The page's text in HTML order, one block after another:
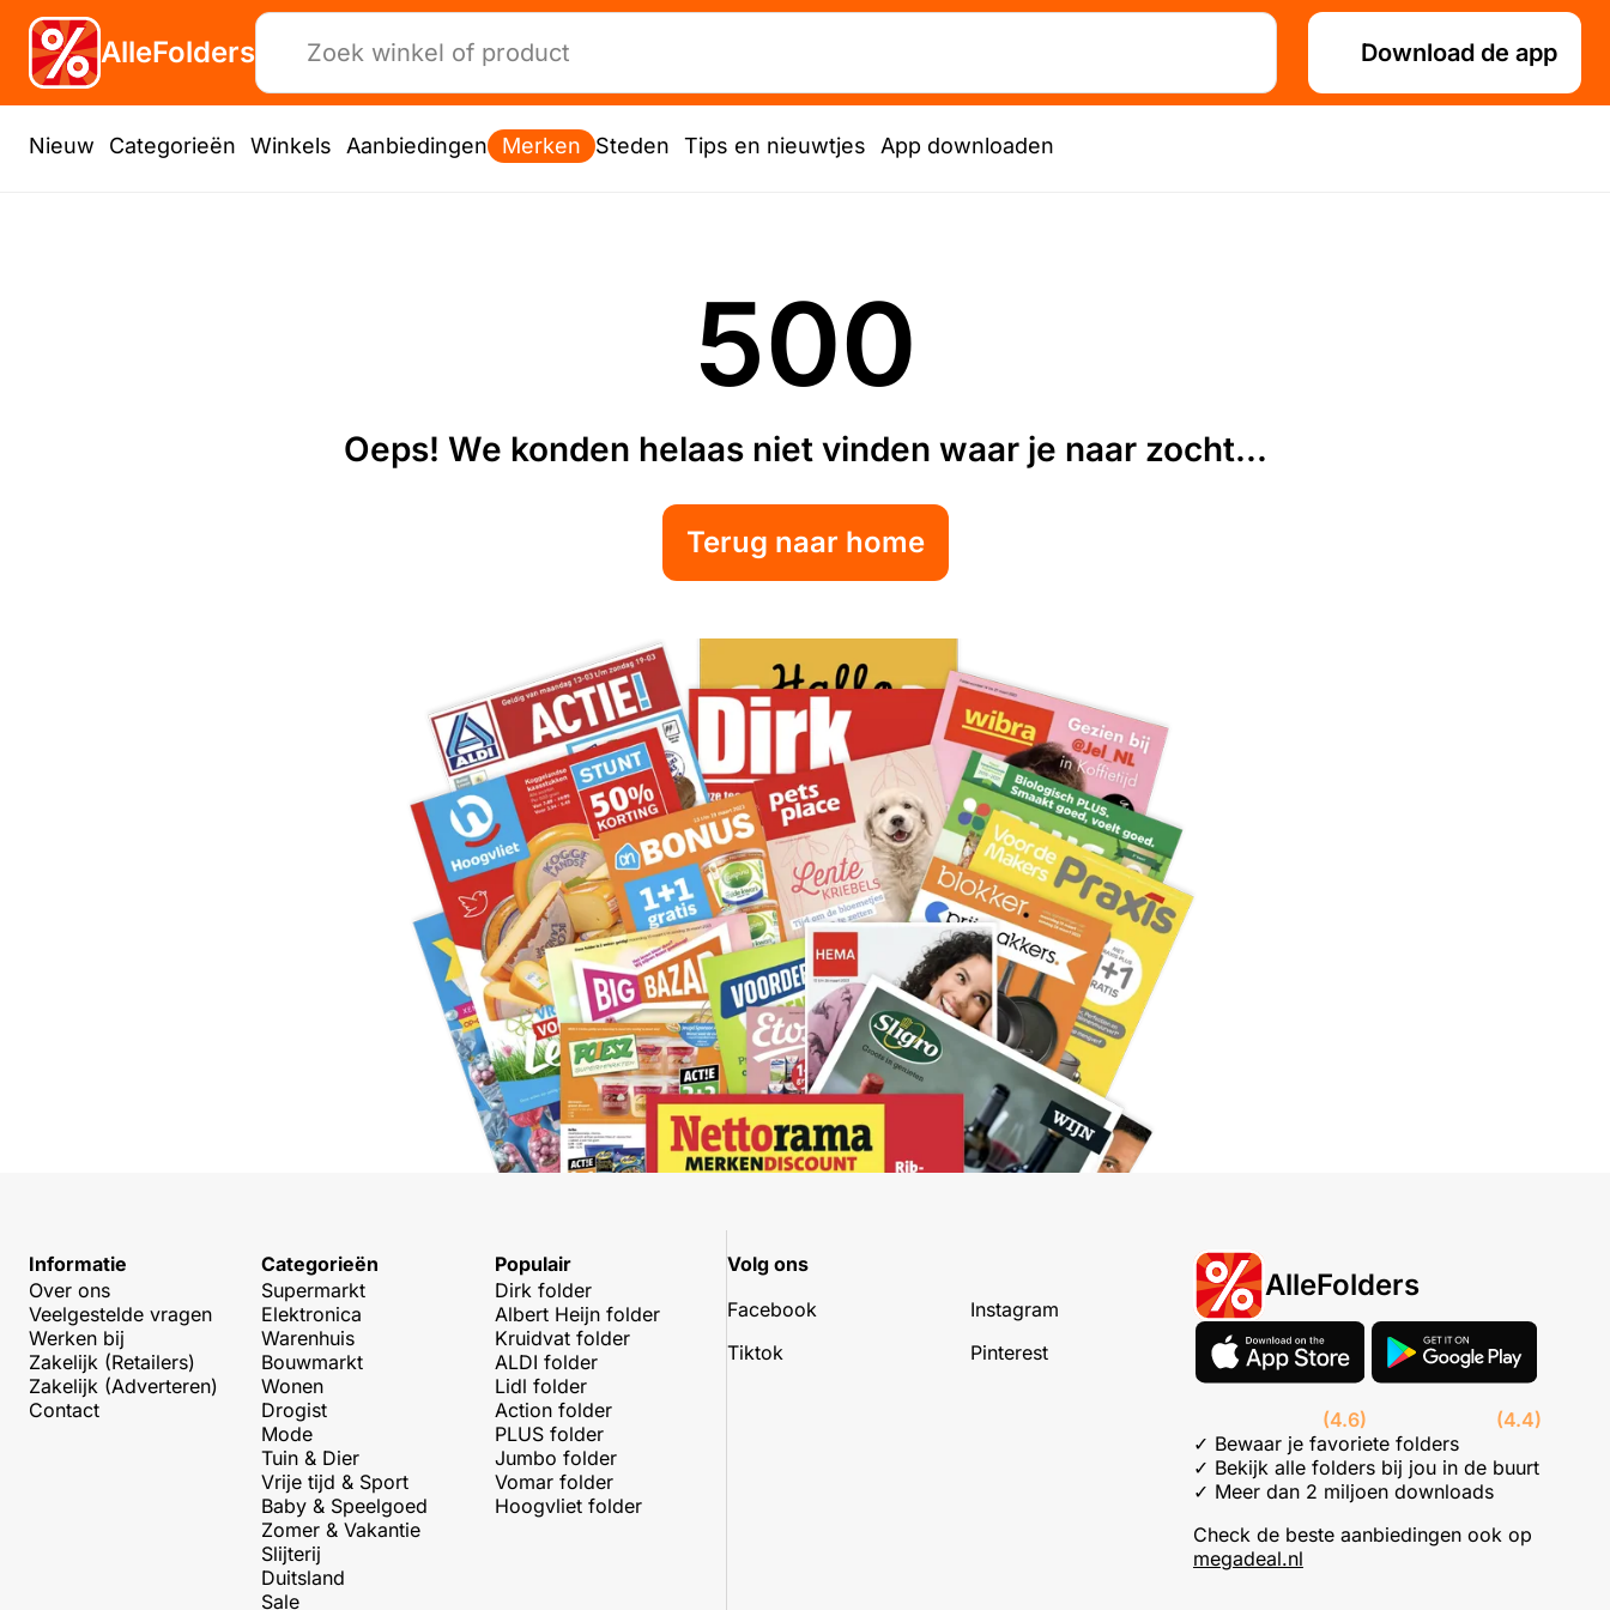
AlleFolders Download de app
Nieuw Categorieën Winkels Aanbiedingen Merken Steden Tips en nieuwtjes App downloaden
500
Oeps! We konden helaas niet vinden waar je naar zocht...
Terug naar home
Informatie
Over ons
Veelgestelde vragen
Werken bij
Zakelijk (Retailers)
Zakelijk (Adverteren)
Contact
Categorieën
Supermarkt
Elektronica
Warenhuis
Bouwmarkt
Wonen
Drogist
Mode
Tuin & Dier
Vrije tijd & Sport
Baby & Speelgoed
Zomer & Vakantie
Slijterij
Duitsland
Sale
Populair
Dirk folder
Albert Heijn folder
Kruidvat folder
ALDI folder
Lidl folder
Action folder
PLUS folder
Jumbo folder
Vomar folder
Hoogvliet folder
Volg ons
Facebook
Instagram
Tiktok
Pinterest
AlleFolders
(4.6)
(4.4)
✓ Bewaar je favoriete folders
✓ Bekijk alle folders bij jou in de buurt
✓ Meer dan 2 miljoen downloads
Check de beste aanbiedingen ook op
megadeal.nl